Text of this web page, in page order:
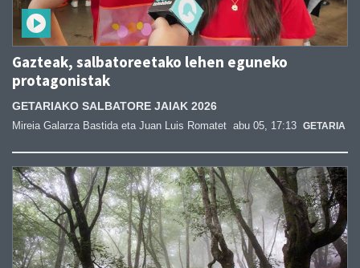
Gazteak, salbatoreetako lehen eguneko
protagonistak
GETARIAKO SALBATORE JAIAK 2026
Mireia Galarza Bastida eta Juan Luis Romatet abu 05, 17:13 GETARIA